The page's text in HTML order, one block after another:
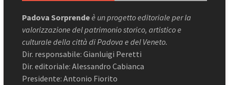
Padova Sorprendeè un progetto editoriale per la
valorizzazione del patrimonio storico, artistico e
culturale della città di Padova e del Veneto.
Dir. responsabile: Gianluigi Peretti
Dir. editoriale: Alessandro Cabianca
Presidente: Antonio Fiorito